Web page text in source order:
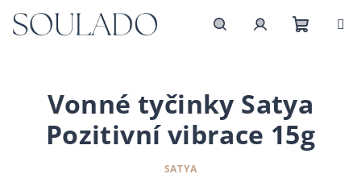
na
obsah
košík
Vonné tyčinky Satya
Pozitivní vibrace 15g
SATYA